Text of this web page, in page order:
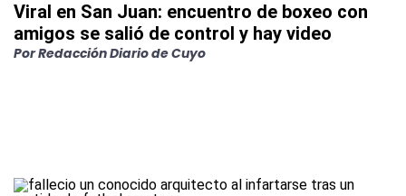
Viral en San Juan: encuentro de boxeo con
amigos se salió de control y hay video
PorRedacción Diario de Cuyo